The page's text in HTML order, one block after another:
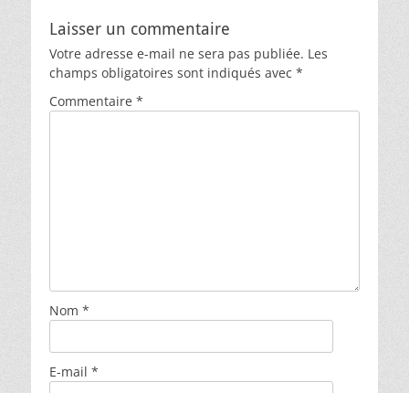
Laisser un commentaire
Votre adresse e-mail ne sera pas publiée. Les
champs obligatoires sont indiqués avec *
Commentaire *
Nom *
E-mail *